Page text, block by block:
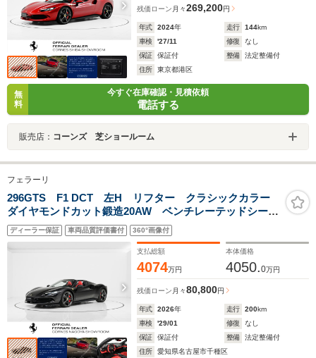
残価ローン 月々269,200円
年式 2024年 走行 144km
車検
'27/11 修復
なし
保証
保証付 整備
法定整備付
住所
東京都港区
無
料
今すぐ在庫確認・見積依頼
電話する
販売店： コーンズ 芝ショールーム
フェラーリ
296GTS F1 DCT 左H リフター クラシックカラー
ダイヤモンドカット鍛造20AW ベンチレーテッドシー
ト ブラックテールパイプ
ディーラー保証 車両品質評価書付 360°画像付
支払総額
4074万円
本体価格
4050.0万円
残価ローン 月々80,800円
年式 2026年 走行 200km
車検
'29/01 修復
なし
保証
保証付 整備
法定整備付
住所
愛知県名古屋市千種区